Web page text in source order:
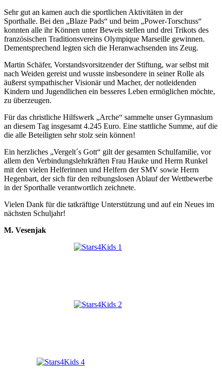
Sehr gut an kamen auch die sportlichen Aktivitäten in der
Sporthalle. Bei den „Blaze Pads“ und beim „Power-Torschuss“
konnten alle ihr Können unter Beweis stellen und drei Trikots des
französischen Traditionsvereins Olympique Marseille gewinnen.
Dementsprechend legten sich die Heranwachsenden ins Zeug.
Martin Schäfer, Vorstandsvorsitzender der Stiftung, war selbst mit
nach Weiden gereist und wusste insbesondere in seiner Rolle als
äußerst sympathischer Visionär und Macher, der notleidenden
Kindern und Jugendlichen ein besseres Leben ermöglichen möchte,
zu überzeugen.
Für das christliche Hilfswerk „Arche“ sammelte unser Gymnasium
an diesem Tag insgesamt 4.245 Euro. Eine stattliche Summe, auf die
die alle Beteiligten sehr stolz sein können!
Ein herzliches „Vergelt´s Gott“ gilt der gesamten Schulfamilie, vor
allem den Verbindungslehrkräften Frau Hauke und Herrn Runkel
mit den vielen Helferinnen und Helfern der SMV sowie Herrn
Hegenbart, der sich für den reibungslosen Ablauf der Wettbewerbe
in der Sporthalle verantwortlich zeichnete.
Vielen Dank für die tatkräftige Unterstützung und auf ein Neues im
nächsten Schuljahr!
M. Vesenjak